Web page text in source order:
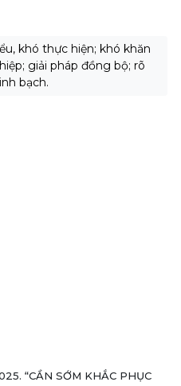
khó thực hiện; khó khăn
giải pháp đồng bộ; rõ
bạch.
“CẦN SỚM KHẮC PHỤC